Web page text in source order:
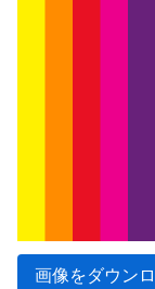
画像をダウン